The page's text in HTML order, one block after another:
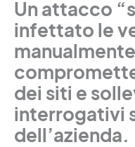
Un attacco
infettato le
dei siti e
interrogativi
dell’azienda.